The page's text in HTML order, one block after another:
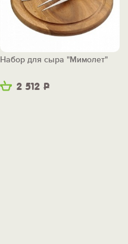
2 512 Р
Набор для сыра "Мимолет"